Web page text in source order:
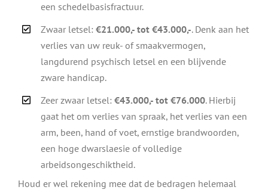
een schedelbasisfractuur.
Zwaar letsel:€21.000,- tot €43.000,-. Denk aan het
verlies van uw reuk- of smaakvermogen,
langdurend psychisch letsel en een blijvende
zware handicap.
Zeer zwaar letsel:€43.000,- tot €76.000. Hierbij
gaat het om verlies van spraak, het verlies van een
arm, been, hand of voet, ernstige brandwoorden,
een hoge dwarslaesie of volledige
arbeidsongeschiktheid.
Houd er wel rekening mee dat de bedragen helemaal